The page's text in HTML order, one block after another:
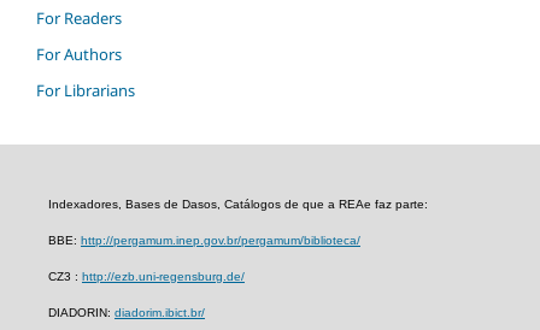
For Readers
For Authors
For Librarians
Indexadores, Bases de Dasos, Catálogos de que a REAe faz parte:
BBE: http://pergamum.inep.gov.br/pergamum/biblioteca/
CZ3 : http://ezb.uni-regensburg.de/
DIADORIN: diadorim.ibict.br/